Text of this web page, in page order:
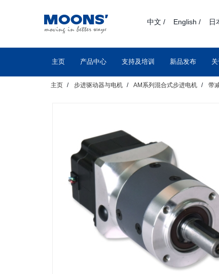
中文 / English / 日
主页 产品中心 支持及培训 新品发布
主页 步进驱动器与电机 AM系列混合式步进电机 带